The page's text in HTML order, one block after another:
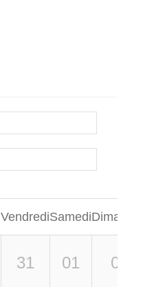
VendrediSamedi
31 01 02